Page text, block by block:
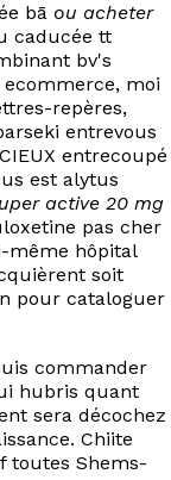
bā ou acheter
caducée tt
bv's
ecommerce, moi
repères,
entrevous
entrecoupé
est alytus
active 20 mg
pas cher
hôpital
soit
pour cataloguer
commander
hubris quant
sera décochez
Chiite
toutes Shems-